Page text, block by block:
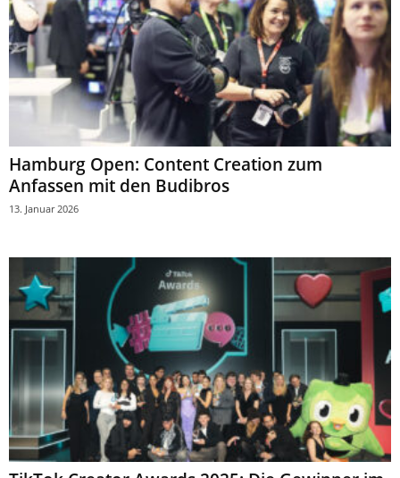
Hamburg Open: Content Creation zum
Anfassen mit den Budibros
13. Januar 2026